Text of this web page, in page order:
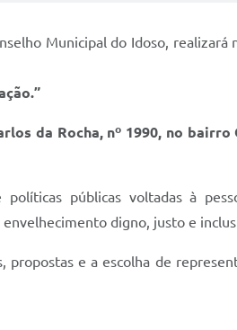
Municipal do Idoso, realizará
da Rocha, nº 1990, no bairro
públicas voltadas à
digno, justo e
e a escolha de